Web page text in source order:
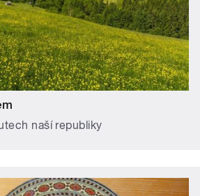
naší republiky